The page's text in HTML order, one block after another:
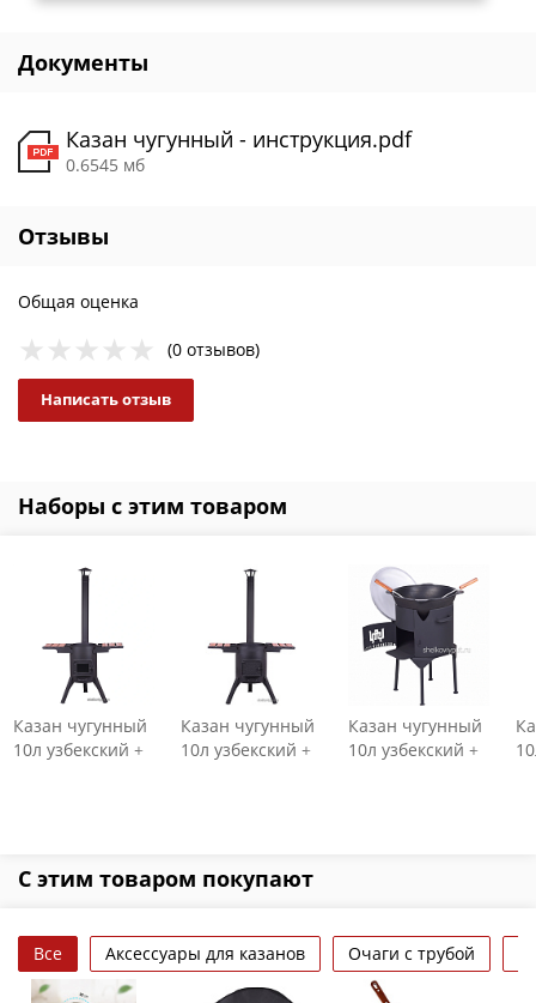
Документы
Казан чугунный - инструкция.pdf
0.6545 мб
Отзывы
Общая оценка
(0 отзывов)
Написать отзыв
Наборы с этим товаром
Казан чугунный
10л узбекский +
дверцей
Казан чугунный
10л узбекский +
дверцей
Казан чугунный
10л узбекский +
С этим товаром покупают
Все Аксессуары для казанов Очаги с трубой